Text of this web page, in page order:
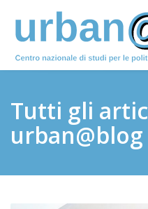
Tutti gli
urban@blog